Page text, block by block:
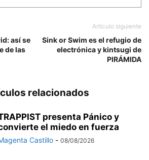
así se
de las
Artículo siguiente
Sink or Swim es el refugio de
electrónica y kintsugi de
PIRÁMIDA
relacionados
presenta Pánico y
el miedo en fuerza
Castillo - 08/08/2026